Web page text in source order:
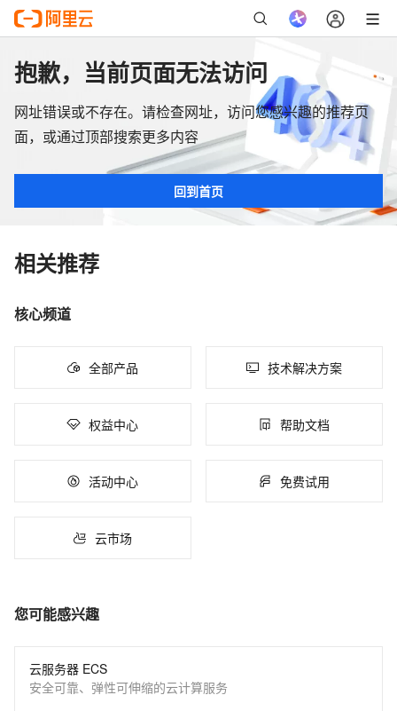
抱歉，当前页面无法访问
网址错误或不存在。请检查网址，访问您感兴趣的推荐页
面，或通过顶部搜索更多内容
回到首页
相关推荐
核心频道
全部产品 技术解决方案
权益中心 帮助文档
活动中心 免费试用
云市场
您可能感兴趣
云服务器 ECS
安全可靠、弹性可伸缩的云计算服务